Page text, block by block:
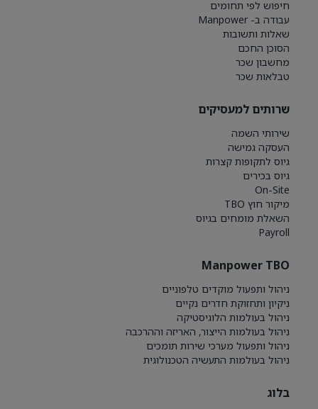
חיפוש לפי תחומים
עבודה ב- Manpower
שאלות ותשובות
הסוכן החכם
מחשבון שכר
טבלאות שכר
שרותים למעסיקים
שירותי השמה
העסקה גמישה
גיוס לתקופות קצרות
גיוס בכירים
On-Site
מיקור חוץ TBO
השאלת מומחים בגיוס
Payroll
Manpower TBO
ניהול ותפעול מוקדים טלפוניים
ניקיון ותחזוקת חדרים נקיים
ניהול בעולמות הלוגיסטיקה
ניהול בעולמות הייצור, האריזה וההרכבה
ניהול ותפעול מערכי שירות תומכים
ניהול בעולמות התעשיה הטכנולוגית
בלוג